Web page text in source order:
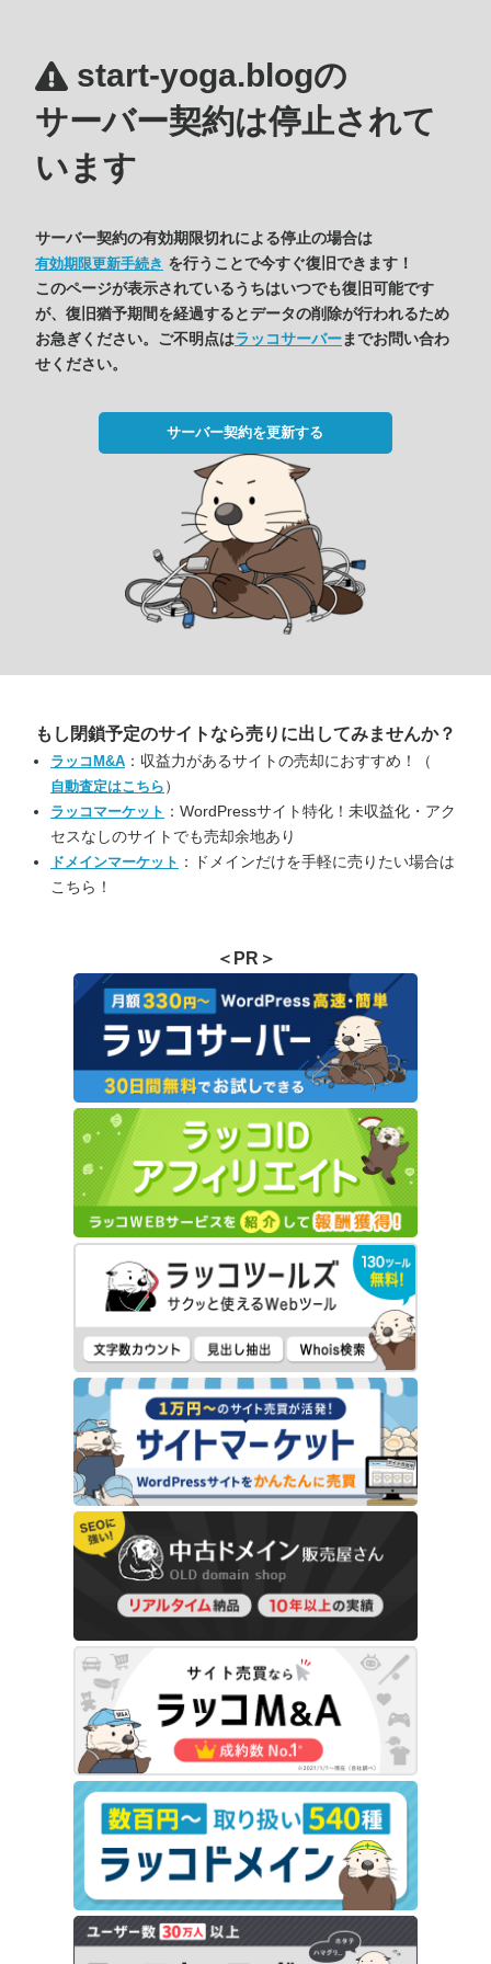
start-yoga.blogの
サーバー契約は停止されて
います
サーバー契約の有効期限切れによる停止の場合は
有効期限更新手続き を行うことで今すぐ復旧できます！
このページが表示されているうちはいつでも復旧可能です
が、復旧猶予期間を経過するとデータの削除が行われるため
お急ぎください。ご不明点はラッコサーバーまでお問い合わ
せください。
サーバー契約を更新する
もし閉鎖予定のサイトなら売りに出してみませんか？
ラッコM&A ：収益力があるサイトの売却におすすめ！（
自動査定はこちら ）
ラッコマーケット ：WordPressサイト特化！未収益化・アク
セスなしのサイトでも売却余地あり
ドメインマーケット ：ドメインだけを手軽に売りたい場合は
こちら！
＜PR＞